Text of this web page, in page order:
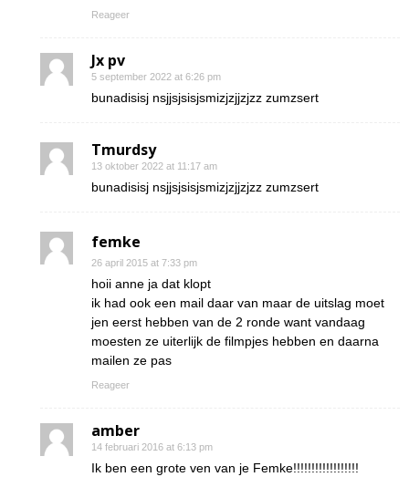
Reageer
Jx pv
5 september 2022 at 6:26 pm
bunadisisj nsjjsjsisjsmizjzjjzjzz zumzsert
Tmurdsy
13 oktober 2022 at 11:17 am
bunadisisj nsjjsjsisjsmizjzjjzjzz zumzsert
femke
26 april 2015 at 7:33 pm
hoii anne ja dat klopt
ik had ook een mail daar van maar de uitslag moet
jen eerst hebben van de 2 ronde want vandaag
moesten ze uiterlijk de filmpjes hebben en daarna
mailen ze pas
Reageer
amber
14 februari 2016 at 6:13 pm
Ik ben een grote ven van je Femke!!!!!!!!!!!!!!!!!!